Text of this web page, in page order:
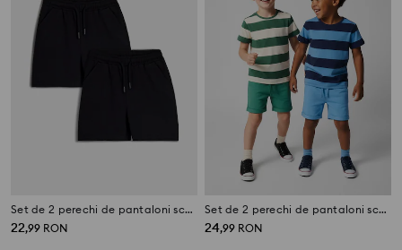
Set de 2 perechi de pantaloni scurți
22,99 RON
Set de 2 perechi de pantaloni scurți
24,99 RON